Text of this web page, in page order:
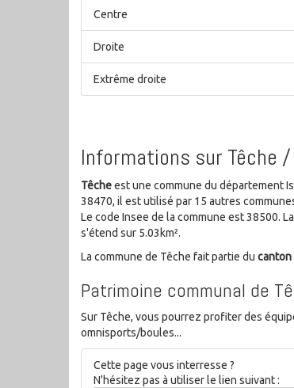
Centre
Droite
Extrême droite
Informations sur Têche
Têcheest une commune du département
38470, il est utilisé par 15 autres
Le code Insee de la commune est 38500.
s'étend sur 5.03km².
La commune de Têche fait partie du canton
Patrimoine communal de
Sur Têche, vous pourrez profiter des
omnisports/boules...
Cette page vous interresse ?
N'hésitez pas à utiliser le lien suivant :